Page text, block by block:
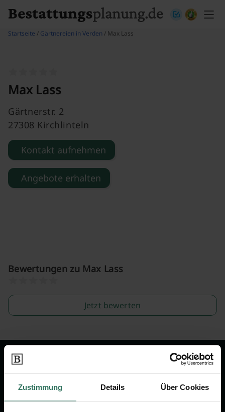
Zustimmung Details Über Cookies
Startseite / Gärtnereien in Verden / Max Lass
Max Lass
Gärtnerstr. 2
27308 Kirchlinteln
Kontakt aufnehmen
Angebote erhalten
Bewertungen zu Max Lass
Jetzt bewerten
Wir sind Ihr Ansprechpartner rund
um das Thema Bestattung &
Vorsorge.